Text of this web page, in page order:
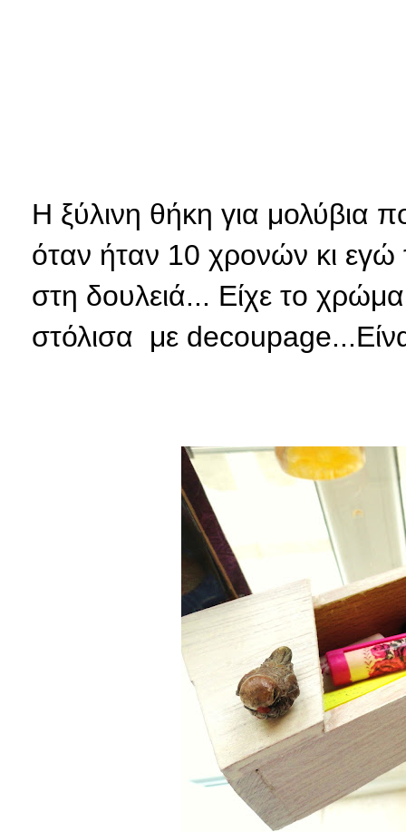
Η ξύλινη θήκη για μολύβια
όταν ήταν 10 χρονών κι
στη δουλειά... Είχε το
στόλισα με